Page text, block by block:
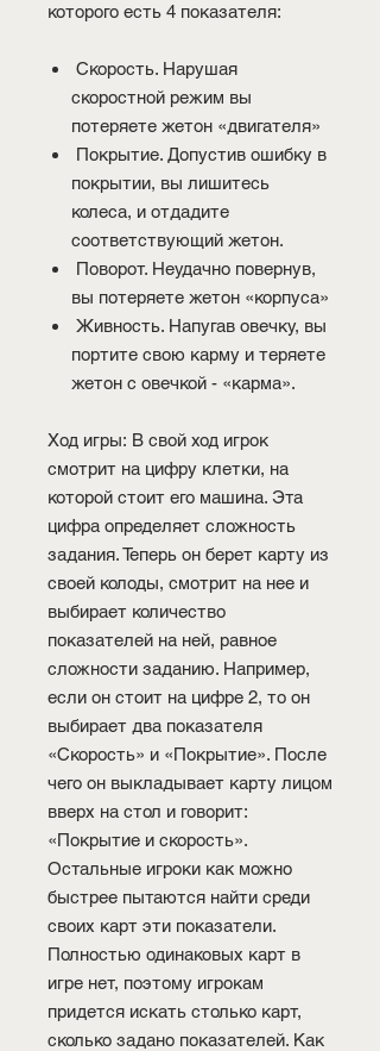
которого есть 4 показателя:
Скорость. Нарушая
скоростной режим вы
потеряете жетон «двигателя»
Покрытие. Допустив ошибку в
покрытии, вы лишитесь
колеса, и отдадите
соответствующий жетон.
Поворот. Неудачно повернув,
вы потеряете жетон «корпуса»
Живность. Напугав овечку, вы
портите свою карму и теряете
жетон с овечкой - «карма».
Ход игры: В свой ход игрок
смотрит на цифру клетки, на
которой стоит его машина. Эта
цифра определяет сложность
задания. Теперь он берет карту из
своей колоды, смотрит на нее и
выбирает количество
показателей на ней, равное
сложности заданию. Например,
если он стоит на цифре 2, то он
выбирает два показателя
«Скорость» и «Покрытие». После
чего он выкладывает карту лицом
вверх на стол и говорит:
«Покрытие и скорость».
Остальные игроки как можно
быстрее пытаются найти среди
своих карт эти показатели.
Полностью одинаковых карт в
игре нет, поэтому игрокам
придется искать столько карт,
сколько задано показателей. Как